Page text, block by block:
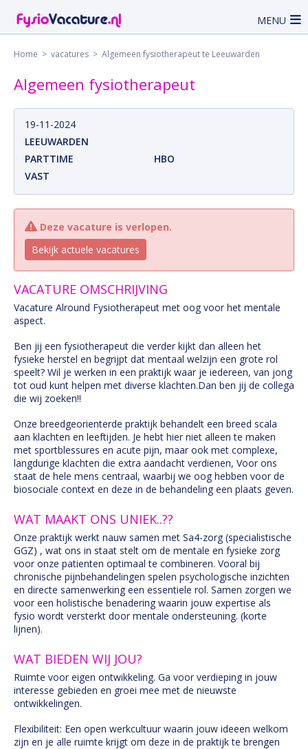
MENU
Home > vacatures > Algemeen fysiotherapeut te Leeuwarden
Algemeen fysiotherapeut
19-11-2024
LEEUWARDEN
PARTTIME
HBO
VAST
Deze vacature is verlopen.
Bekijk actuele vacatures
VACATURE OMSCHRIJVING
Vacature Alround Fysiotherapeut met oog voor het mentale
aspect.
Ben jij een fysiotherapeut die verder kijkt dan alleen het
fysieke herstel en begrijpt dat mentaal welzijn een grote rol
speelt? Wil je werken in een praktijk waar je iedereen, van jong
tot oud kunt helpen met diverse klachten.Dan ben jij de collega
die wij zoeken!!
Onze breedgeorienterde praktijk behandelt een breed scala
aan klachten en leeftijden. Je hebt hier niet alleen te maken
met sportblessures en acute pijn, maar ook met complexe,
langdurige klachten die extra aandacht verdienen, Voor ons
staat de hele mens centraal, waarbij we oog hebben voor de
biosociale context en deze in de behandeling een plaats geven.
WAT MAAKT ONS UNIEK..??
Onze praktijk werkt nauw samen met Sa4-zorg (specialistische
GGZ) , wat ons in staat stelt om de mentale en fysieke zorg
voor onze patienten optimaal te combineren. Vooral bij
chronische pijnbehandelingen spelen psychologische inzichten
en directe samenwerking een essentiele rol. Samen zorgen we
voor een holistische benadering waarin jouw expertise als
fysio wordt versterkt door mentale ondersteuning. (korte
lijnen).
WAT BIEDEN WIJ JOU?
Ruimte voor eigen ontwikkeling. Ga voor verdieping in jouw
interesse gebieden en groei mee met de nieuwste
ontwikkelingen.
Flexibiliteit: Een open werkcultuur waarin jouw ideeen welkom
zijn en je alle ruimte krijgt om deze in de praktijk te brengen